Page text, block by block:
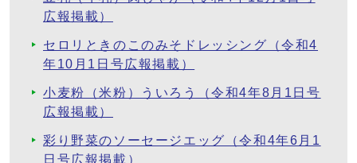
広報掲載）
セロリときのこのみそドレッシング（令和4
年10月1日号広報掲載）
小麦粉（米粉）ういろう（令和4年8月1日号
広報掲載）
彩り野菜のソーセージエッグ（令和4年6月1
日号広報掲載）